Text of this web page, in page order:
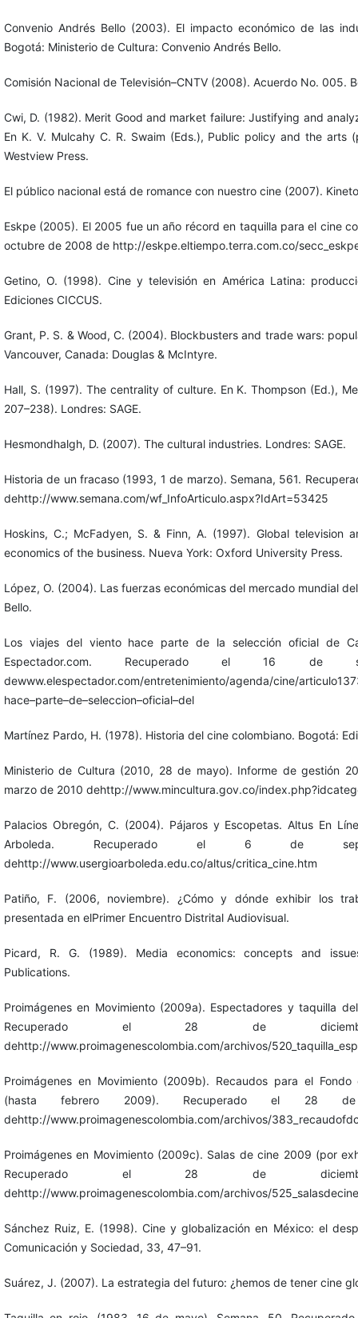
Convenio Andrés Bello (2003). El impacto económico de las
Bogotá: Ministerio de Cultura: Convenio Andrés Bello.
Comisión Nacional de Televisión–CNTV (2008). Acuerdo No. 005.
Cwi, D. (1982). Merit Good and market failure: Justifying and
En K. V. Mulcahy C. R. Swaim (Eds.), Public policy and the arts
Westview Press.
El público nacional está de romance con nuestro cine (2007).
Eskpe (2005). El 2005 fue un año récord en taquilla para el cine
octubre de 2008 de http://eskpe.eltiempo.terra.com.co/
Getino, O. (1998). Cine y televisión en América Latina:
Ediciones CICCUS.
Grant, P. S. & Wood, C. (2004). Blockbusters and trade wars:
Vancouver, Canada: Douglas & McIntyre.
Hall, S. (1997). The centrality of culture. En K. Thompson (Ed.),
207–238). Londres: SAGE.
Hesmondhalgh, D. (2007). The cultural industries. Londres: SAGE.
Historia de un fracaso (1993, 1 de marzo). Semana, 561.
dehttp://www.semana.com/wf_InfoArticulo.aspx?IdArt=53425
Hoskins, C.; McFadyen, S. & Finn, A. (1997). Global television
economics of the business. Nueva York: Oxford University Press.
López, O. (2004). Las fuerzas económicas del mercado mundial
Bello.
Los viajes del viento hace parte de la selección oficial de
Espectador.com. Recuperado el 16 de
dewww.elespectador.com/entretenimiento/agenda/cine/
hace–parte–de–seleccion–oficial–del
Martínez Pardo, H. (1978). Historia del cine colombiano. Bogotá:
Ministerio de Cultura (2010, 28 de mayo). Informe de gestión
marzo de 2010 dehttp://www.mincultura.gov.co/
Palacios Obregón, C. (2004). Pájaros y Escopetas. Altus En
Arboleda. Recuperado el 6 de
dehttp://www.usergioarboleda.edu.co/altus/critica_cine.htm
Patiño, F. (2006, noviembre). ¿Cómo y dónde exhibir los
presentada en elPrimer Encuentro Distrital Audiovisual.
Picard, R. G. (1989). Media economics: concepts and
Publications.
Proimágenes en Movimiento (2009a). Espectadores y taquilla
Recuperado el 28 de
dehttp://www.proimagenescolombia.com/archivos/
Proimágenes en Movimiento (2009b). Recaudos para el Fondo
(hasta febrero 2009). Recuperado el 28
dehttp://www.proimagenescolombia.com/archivos/
Proimágenes en Movimiento (2009c). Salas de cine 2009 (por
Recuperado el 28 de
dehttp://www.proimagenescolombia.com/archivos/
Sánchez Ruiz, E. (1998). Cine y globalización en México: el
Comunicación y Sociedad, 33, 47–91.
Suárez, J. (2007). La estrategia del futuro: ¿hemos de tener cine